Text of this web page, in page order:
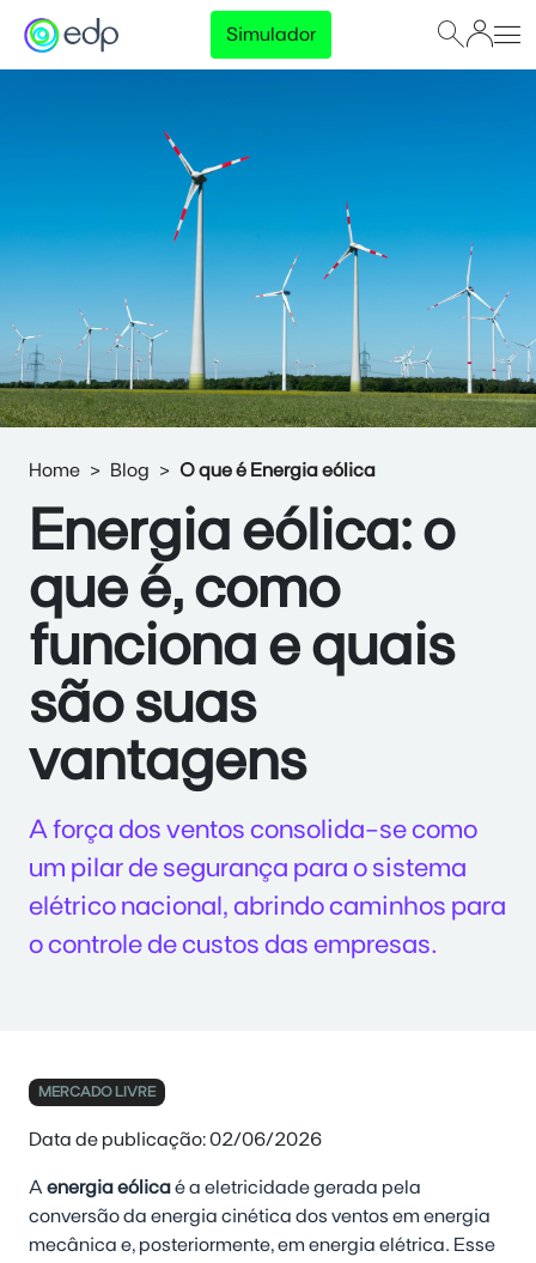
Simulador
Home Blog O que é Energia eólica
Energia eólica: o
que é, como
funciona e quais
são suas
vantagens
A força dos ventos consolida-se como
um pilar de segurança para o sistema
elétrico nacional, abrindo caminhos para
o controle de custos das empresas.
MERCADO LIVRE
Data de publicação: 02/06/2026
A energia eólicaé a eletricidade gerada pela
conversão da energia cinética dos ventos em energia
mecânica e, posteriormente, em energia elétrica. Esse